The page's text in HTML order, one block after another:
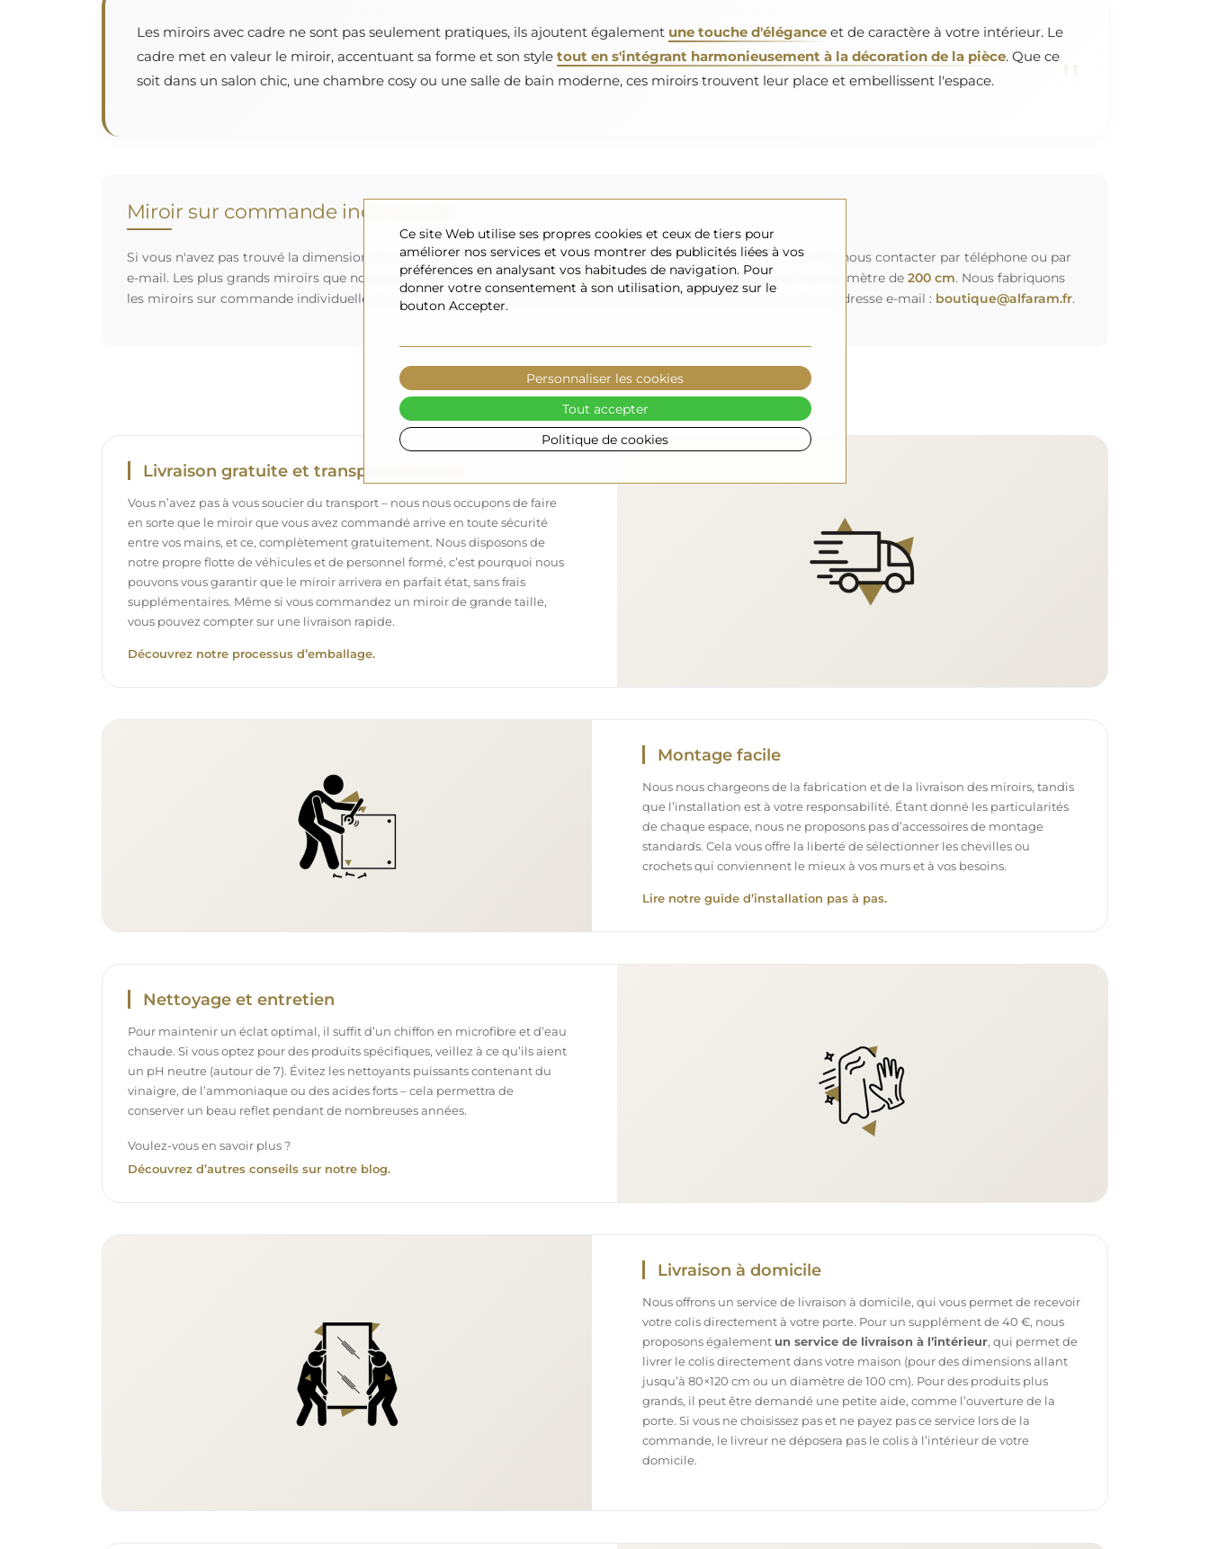
Les miroirs avec cadre ne sont pas seulement pratiques, ils ajoutent également une touche d'éléganceet de caractère à votre intérieur. Le
cadre met en valeur le miroir, accentuant sa forme et son style tout en s'intégrant harmonieusement à la décoration de la pièce. Que ce
soit dans un salon chic, une chambre cosy ou une salle de bain moderne, ces miroirs trouvent leur place et embellissent l'espace.
Miroir sur commande individuelle
Si vous n'avez pas trouvé la dimension de miroir souhaitée ou si vous avez besoin d'une autre répartition, veuillez nous contacter par téléphone ou par
e-mail. Les plus grands miroirs que nous pouvons réaliser sont de200×300 cmainsi que des miroirs ronds d'un diamètre de 200 cm. Nous fabriquons
les miroirs sur commande individuelle. Nous vous invitons à envoyer votre demande accompagnée du projet à l'adresse e-mail : boutique@alfaram.fr.
Livraison gratuite et transport sécurisé
Vous n’avez pas à vous soucier du transport – nous nous occupons de faire
en sorte que le miroir que vous avez commandé arrive en toute sécurité
entre vos mains, et ce, complètement gratuitement. Nous disposons de
notre propre flotte de véhicules et de personnel formé, c’est pourquoi nous
pouvons vous garantir que le miroir arrivera en parfait état, sans frais
supplémentaires. Même si vous commandez un miroir de grande taille,
vous pouvez compter sur une livraison rapide.
Découvrez notre processus d’emballage.
Montage facile
Nous nous chargeons de la fabrication et de la livraison des miroirs, tandis
que l’installation est à votre responsabilité. Étant donné les particularités
de chaque espace, nous ne proposons pas d’accessoires de montage
standards. Cela vous offre la liberté de sélectionner les chevilles ou
crochets qui conviennent le mieux à vos murs et à vos besoins.
Lire notre guide d’installation pas à pas.
Nettoyage et entretien
Pour maintenir un éclat optimal, il suffit d’un chiffon en microfibre et d’eau
chaude. Si vous optez pour des produits spécifiques, veillez à ce qu’ils aient
un pH neutre (autour de 7). Évitez les nettoyants puissants contenant du
vinaigre, de l’ammoniaque ou des acides forts – cela permettra de
conserver un beau reflet pendant de nombreuses années.
Voulez-vous en savoir plus ?
Découvrez d’autres conseils sur notre blog.
Livraison à domicile
Nous offrons un service de livraison à domicile, qui vous permet de recevoir
votre colis directement à votre porte. Pour un supplément de 40 €, nous
proposons également un service de livraison à l’intérieur, qui permet de
livrer le colis directement dans votre maison (pour des dimensions allant
jusqu’à 80×120 cm ou un diamètre de 100 cm). Pour des produits plus
grands, il peut être demandé une petite aide, comme l’ouverture de la
porte. Si vous ne choisissez pas et ne payez pas ce service lors de la
commande, le livreur ne déposera pas le colis à l’intérieur de votre
domicile.
Ce site Web utilise ses propres cookies et ceux de tiers pour
améliorer nos services et vous montrer des publicités liées à vos
préférences en analysant vos habitudes de navigation. Pour
donner votre consentement à son utilisation, appuyez sur le
bouton Accepter.
Politique de cookies
Personnaliser les cookies
Tout accepter